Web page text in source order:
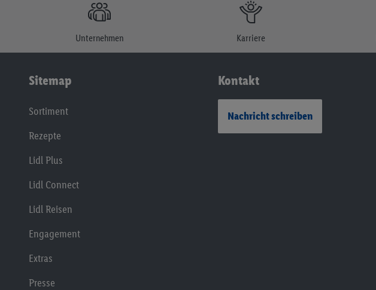
Unternehmen Karriere
Sitemap
Sortiment
Rezepte
Lidl Plus
Lidl Connect
Lidl Reisen
Engagement
Extras
Presse
Kontakt
Nachricht schreiben